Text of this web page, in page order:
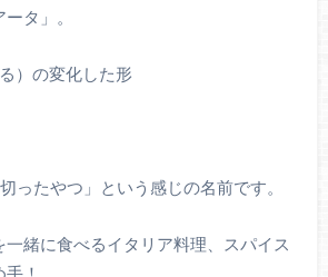
タ」。
）の変化した形
ったやつ」という感じの名前です。
緒に食べるイタリア料理、スパイス
！